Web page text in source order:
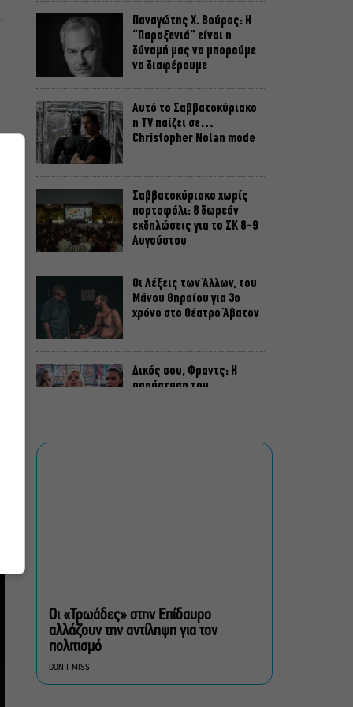
Παναγώτης Χ. Βούρος: Η
“Παραξενιά” είναι η
δύναμή μας να μπορούμε
να διαφέρουμε
Αυτό το Σαββατοκύριακο
η TV παίζει σε…
Christopher Nolan mode
Σαββατοκύριακο χωρίς
πορτοφόλι: 8 δωρεάν
εκδηλώσεις για το ΣΚ 8-9
Αυγούστου
Οι Λέξεις των Άλλων, του
Μάνου Θηραίου για 3ο
χρόνο στο Θέατρο Άβατον
Δικός σου, Φραντς: Η
παράσταση του
Χριστίνας Κυριαζίδη στο
Δημοτικό Θέατρο Πειραιά
Σπηλιόπουλου στην
Οι «Τρωάδες» στην Επίδαυρο
αλλάζουν την αντίληψη για τον
πολιτισμό
DON'T MISS